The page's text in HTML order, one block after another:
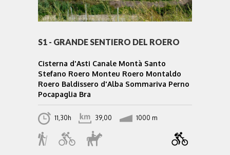
S1 - GRANDE SENTIERO DEL ROERO
Cisterna d'Asti Canale Montà Santo
Stefano Roero Monteu Roero Montaldo
Roero Baldissero d'Alba Sommariva Perno
Pocapaglia Bra
11,30h 39,00 1000 m